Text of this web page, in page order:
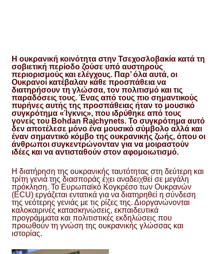
Η ουκρανική κοινότητα στην Τσεχοσλοβακία κατά τη
σοβιετική περίοδο ζούσε υπό αυστηρούς
περιορισμούς και ελέγχους. Παρ’ όλα αυτά, οι
Ουκρανοί κατέβαλαν κάθε προσπάθεια να
διατηρήσουν τη γλώσσα, τον πολιτισμό και τις
παραδόσεις τους. Ένας από τους πιο σημαντικούς
πυρήνες αυτής της προσπάθειας ήταν το μουσικό
συγκρότημα «Ίγκνις», που ιδρύθηκε από τους
γονείς του Bohdan Rajchynets. Το συγκρότημα αυτό
δεν αποτέλεσε μόνο ένα μουσικό σύμβολο αλλά και
έναν σημαντικό κόμβο της ουκρανικής ζωής, όπου οι
άνθρωποι συγκεντρώνονταν για να μοιραστούν
ιδέες και να αντισταθούν στον αφομοιωτισμό.
Η διατήρηση της ουκρανικής ταυτότητας στη δεύτερη και
τρίτη γενιά της διασποράς έχει αναδειχθεί σε μεγάλη
πρόκληση. Το Ευρωπαϊκό Κογκρέσο των Ουκρανών
(ECU) εργάζεται εντατικά για να διατηρηθεί η σύνδεση
της νεότερης γενιάς με τις ρίζες της. Διοργανώνονται
καλοκαιρινές κατασκηνώσεις, εκπαιδευτικά
προγράμματα και πολιτιστικές εκδηλώσεις που
προωθούν τη γνώση της ουκρανικής γλώσσας και
ιστορίας.